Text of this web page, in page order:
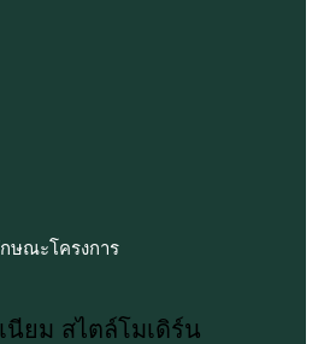
ษณะโครงการ
นียม สไตล์โมเดิร์น